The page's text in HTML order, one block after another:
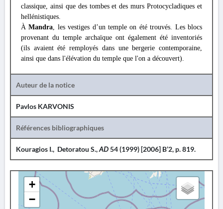
classique, ainsi que des tombes et des murs Protocycladiques et
hellénistiques.
ÀMandra, les vestiges d’un temple on été trouvés. Les blocs
provenant du temple archaïque ont également été inventoriés
(ils avaient été remployés dans une bergerie contemporaine,
ainsi que dans l'élévation du temple que l'on a découvert).
Auteur de la notice
Pavlos KARVONIS
Références bibliographiques
Kouragios I., Detoratou S.,AD54 (1999) [2006] B’2, p. 819.
+
−